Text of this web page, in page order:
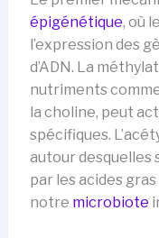
épigénétique, où
l’expression des
d’ADN. La
nutriments
la choline, peut
spécifiques.
autour desquelles
par les acides
notre microbiote